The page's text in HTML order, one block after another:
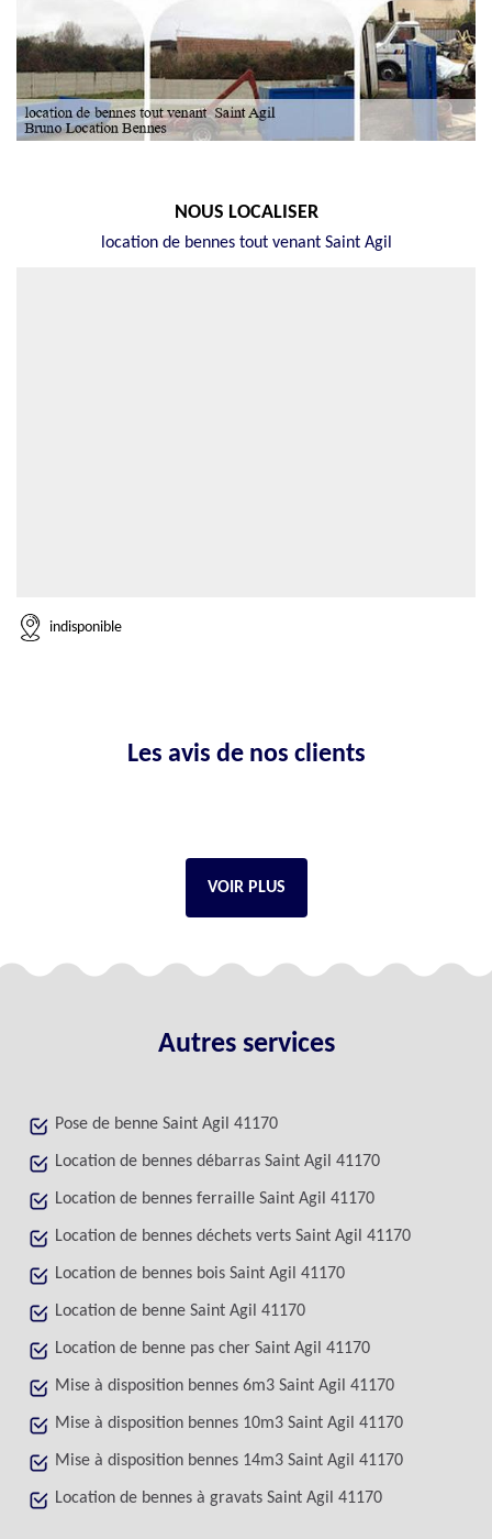
NOUS LOCALISER
location de bennes tout venant Saint Agil
indisponible
Les avis de nos clients
VOIR PLUS
Autres services
Pose de benne Saint Agil 41170
Location de bennes débarras Saint Agil 41170
Location de bennes ferraille Saint Agil 41170
Location de bennes déchets verts Saint Agil 41170
Location de bennes bois Saint Agil 41170
Location de benne Saint Agil 41170
Location de benne pas cher Saint Agil 41170
Mise à disposition bennes 6m3 Saint Agil 41170
Mise à disposition bennes 10m3 Saint Agil 41170
Mise à disposition bennes 14m3 Saint Agil 41170
Location de bennes à gravats Saint Agil 41170